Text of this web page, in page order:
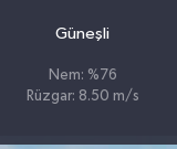
Güneşli
Nem: %76
Rüzgar: 8.50 m/s